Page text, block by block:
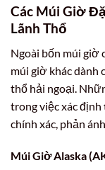
Các Múi Giờ
Lãnh Thổ
Ngoài bốn múi giờ
múi giờ khác dành
thổ hải ngoại.
trong việc xác định
chính xác, phản
Múi Giờ Alaska